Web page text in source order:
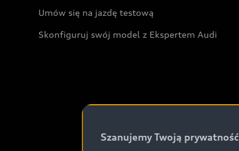
Umów się na jazdę testową
Skonfiguruj swój model z Ekspertem Audi
Szanujemy Twoją prywatność